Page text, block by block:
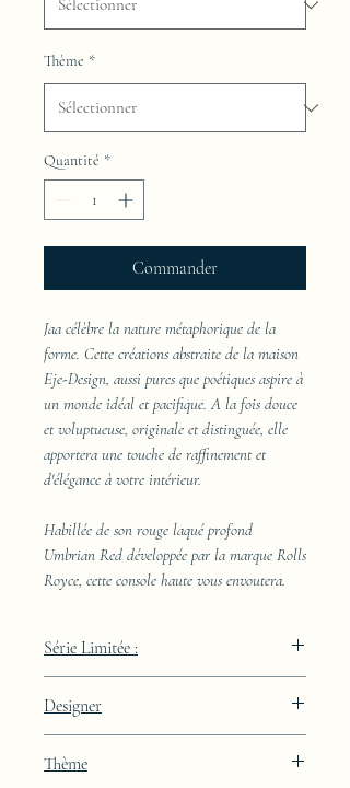
Thème *
Quantité *
Commander
Jaa célèbre la nature métaphorique de la
forme. Cette créations abstraite de la maison
Eje-Design, aussi pures que poétiques aspire à
un monde idéal et pacifique. A la fois douce
et voluptueuse, originale et distinguée, elle
apportera une touche de raffinement et
d'élégance à votre intérieur.
Habillée de son rouge laqué profond
Umbrian Red développée par la marque Rolls
Royce, cette console haute vous envoutera.
Série Limitée :
Designer
Thème